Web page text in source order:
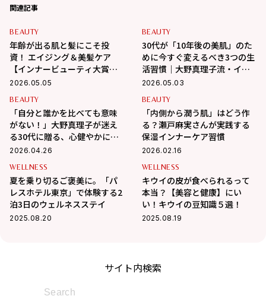
関連記事
BEAUTY
年齢が出る肌と髪にこそ投
資！ エイジング＆美髪ケア
【インナービューティ大賞】
受賞アイテム【２選】
2026.05.05
BEAUTY
30代が「10年後の美肌」のた
めに今すぐ変えるべき3つの生
活習慣｜大野真理子流・イン
ナーケア術
2026.05.03
BEAUTY
「自分と誰かを比べても意味
がない！」大野真理子が迷え
る30代に贈る、心健やかに生
きるヒント
2026.04.26
BEAUTY
「内側から潤う肌」はどう作
る？瀬戸麻実さんが実践する
保湿インナーケア習慣
2026.02.16
WELLNESS
夏を乗り切るご褒美に。「パ
レスホテル東京」で体験する2
泊3日のウェルネスステイ
2025.08.20
WELLNESS
キウイの皮が食べられるって
本当？【美容と健康】にい
い！キウイの豆知識５選！
2025.08.19
サイト内検索